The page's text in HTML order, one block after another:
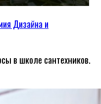
Дизайна и
в школе сантехников.